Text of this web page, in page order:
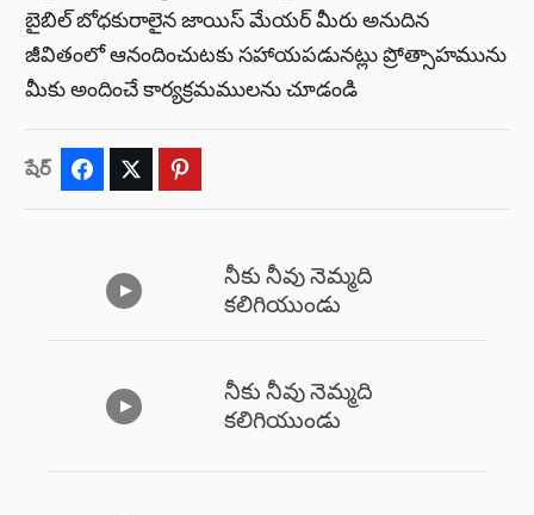
బైబిల్ బోధకురాలైన జాయిస్ మేయర్ మీరు అనుదిన
జీవితంలో ఆనందించుటకు సహాయపడునట్లు ప్రోత్సాహమును
మీకు అందించే కార్యక్రమములను చూడండి
షేర్ Facebook Twitter
నీకు నీవు నెమ్మది
కలిగియుండు
నీకు నీవు నెమ్మది
కలిగియుండు